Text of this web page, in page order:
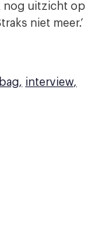
nog uitzicht op
niet meer.’
interview